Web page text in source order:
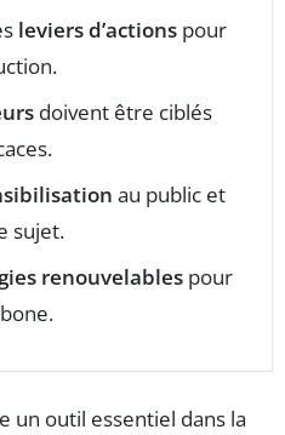
leviers d’actions pour
doivent être ciblés
au public et
sujet.
renouvelables pour
un outil essentiel dans la